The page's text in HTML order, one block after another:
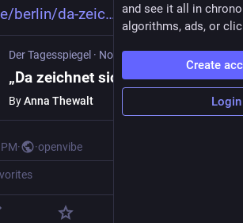
berlin/da-zeic
Der Tagesspiegel · Nov 16, 2025
„Da zeichnet sich ein Trend ab“: Berlin registriert so viele ukrainische Geflüchtete wie seit zwei Jahren nicht mehr
ByAnna Thewalt
· ·openvibe
and see it all in
algorithms, ads, or
Create
Login